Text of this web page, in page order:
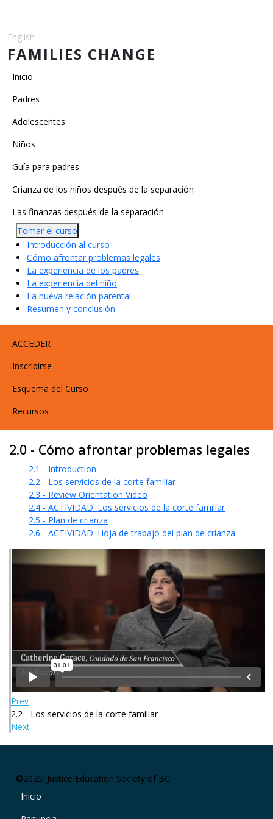
English
FAMILIES CHANGE
Main navigation
Inicio
Padres
Adolescentes
Niños
Main Categories
Guía para padres
Crianza de los niños después de la separación
Las finanzas después de la separación
Tomar el curso
Introducción al curso
Cómo afrontar problemas legales
La experiencia de los padres
La experiencia del niño
La nueva relación parental
Resumen y conclusión
User account menu
ACCEDER
Inscribirse
Esquema del Curso
Recursos
2.0 - Cómo afrontar problemas legales
2.1 - Introduction
2.2 - Los servicios de la corte familiar
2.3 - Review Orientation Video
2.4 - ACTIVIDAD: Los servicios de la corte familiar
2.5 - Plan de crianza
2.6 - ACTIVIDAD: Hoja de trabajo del plan de crianza
Prev
2.2 - Los servicios de la corte familiar
Next
©2025: Justice Education Society of BC.
Footer right menu
Inicio